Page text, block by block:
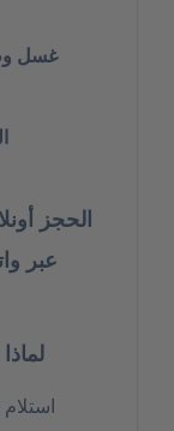
غسل
الحجز
عبر